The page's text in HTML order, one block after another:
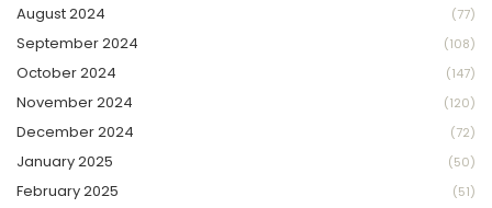
August 2024 (77)
September 2024 (108)
October 2024 (147)
November 2024 (120)
December 2024 (72)
January 2025 (50)
February 2025 (51)